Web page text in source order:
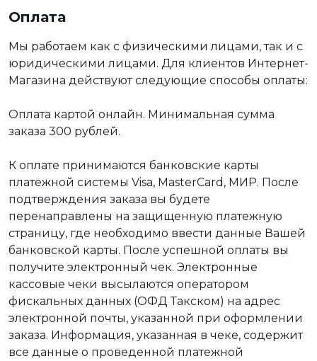
Оплата
Мы работаем как с физическими лицами, так и с
юридическими лицами. Для клиентов Интернет-
Магазина действуют следующие способы оплаты:
Оплата картой онлайн. Минимальная сумма
заказа 300 рублей.
К оплате принимаются банковские карты
платежной системы Visa, MasterCard, МИР. После
подтверждения заказа вы будете
перенаправлены на защищенную платежную
страницу, где необходимо ввести данные Вашей
банковской карты. После успешной оплаты вы
получите электронный чек. Электронные
кассовые чеки высылаются оператором
фискальных данных (ОФД Такском) на адрес
электронной почты, указанной при оформлении
заказа. Информация, указанная в чеке, содержит
все данные о проведенной платежной